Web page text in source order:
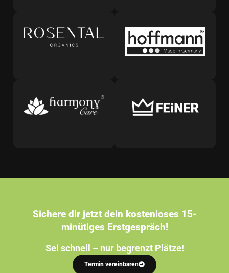
Sichere dir jetzt dein kostenloses 15-
minütiges Erstgespräch!
Sei schnell – nur begrenzt Plätze!
Termin vereinbaren